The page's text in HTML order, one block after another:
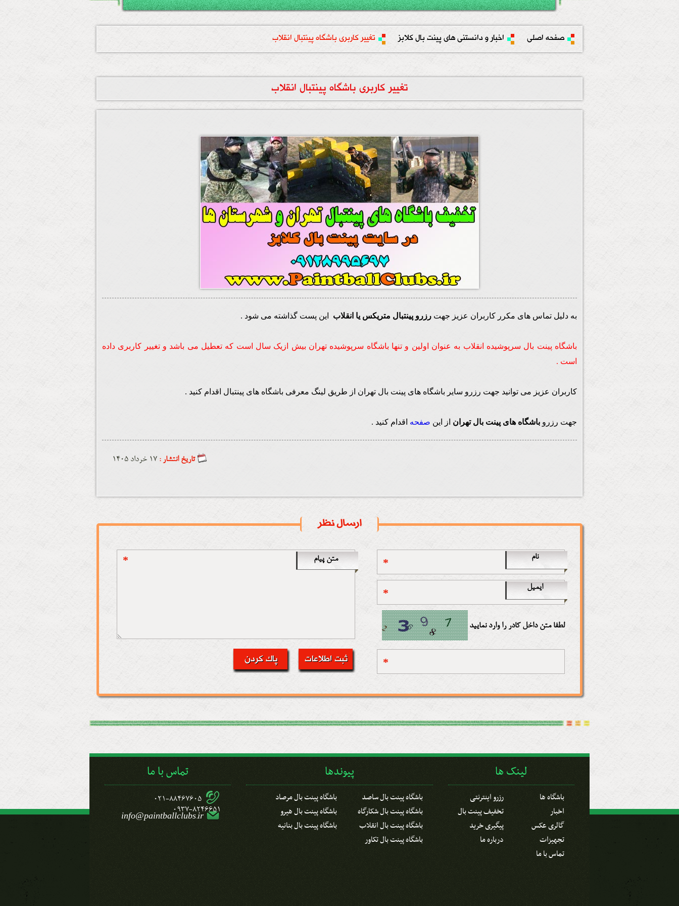
صفحه اصلی اخبار و دانستنی های پینت بال کلابز تغییر کاربری باشگاه پینتبال انقلاب
تغییر کاربری باشگاه پینتبال انقلاب
به دلیل تماس های مکرر کاربران عزیز جهت رزرو پینتبال متریکس یا انقلاب این پست گذاشته می شود .
باشگاه پینت بال سرپوشیده انقلاب به عنوان اولین و تنها باشگاه سرپوشیده تهران بیش ازیک سال است که تعطیل می باشد و تغییر کاربری داده
است .
کاربران عزیز می توانید جهت رزرو سایر باشگاه های پینت بال تهران از طریق لینگ معرفی باشگاه های پینتبال اقدام کنید .
جهت رزرو باشگاه های پینت بال تهران از این صفحه اقدام کنید .
تاریخ انتشار : 17 خرداد 1405
ارسال نظر
نام *
ایمیل *
لطفا متن داخل کادر را وارد نمایید
*
متن پیام *
لینک ها
باشگاه ها
رزرو اینترنتی
اخبار
تخفیف پینت بال
گالری عکس
پیگیری خرید
تجهیزات
درباره ما
تماس با ما
پیوندها
باشگاه پینت بال ساصد
باشگاه پینت بال مرصاد
باشگاه پینت بال شکارگاه
باشگاه پینت بال هیرو
باشگاه پینت بال انقلاب
باشگاه پینت بال بنانیه
باشگاه پینت بال تکاور
تماس با ما
021-88467605
0937-8246651
info@paintballclubs.ir